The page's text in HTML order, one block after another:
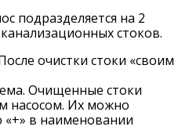
подразделяется на 2
стоков.
очистки стоки «своим
Очищенные стоки
насосом. Их можно
в наименовании